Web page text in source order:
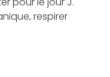
respirer